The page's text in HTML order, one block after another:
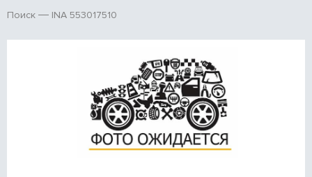
Поиск INA 553017510